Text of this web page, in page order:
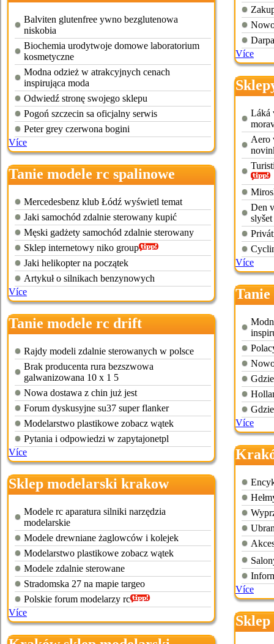
Balviten glutenfree ywno bezglutenowa
niskobia
Biochemia urodytwoje domowe laboratorium
kosmetyczne
Modna odzież w atrakcyjnych cenach
inspirująca moda
Odwiedź stronę swojego sklepu
Pogoń szczecin sa oficjalny serwis
Peter grey czerwona bogini
Více
Tanie modele rc spalinowe
Mercedesbenz klub Łódź wyświetl temat
Jaki samochód zdalnie sterowany kupić
Męski gadżety samochód zdalnie sterowany
Sklep internetowy niko group
Jaki helikopter na początek
Artykuł o silnikach benzynowych
Více
Tanie modele rc drift
Rajdy modeli zdalnie sterowanych w polsce
Brak producenta rura bezszwowa
galwanizowana 10 x 1 5
Nowa dostawa z chin już jest
Forum dyskusyjne su37 super flanker
Modelarstwo plastikowe zobacz wątek
Pytania i odpowiedzi w zapytajonetpl
Více
Sklep modelarski krakow
Modele rc aparatura silniki narzędzia
modelarskie
Modele drewniane żaglowców i kolejek
Modelarstwo plastikowe zobacz wątek
Modele zdalnie sterowane
Stradomska 27 na mapie targeo
Polskie forum modelarzy rc
Více
Více
Láká
Aero
Den
slyšet
Více
Více
Více